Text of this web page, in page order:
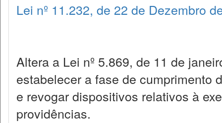
Lei nº 11.232, de 22 de Dezembro
Altera a Lei nº 5.869, de 11 de
estabelecer a fase de cumprimento
e revogar dispositivos relativos à
providências.